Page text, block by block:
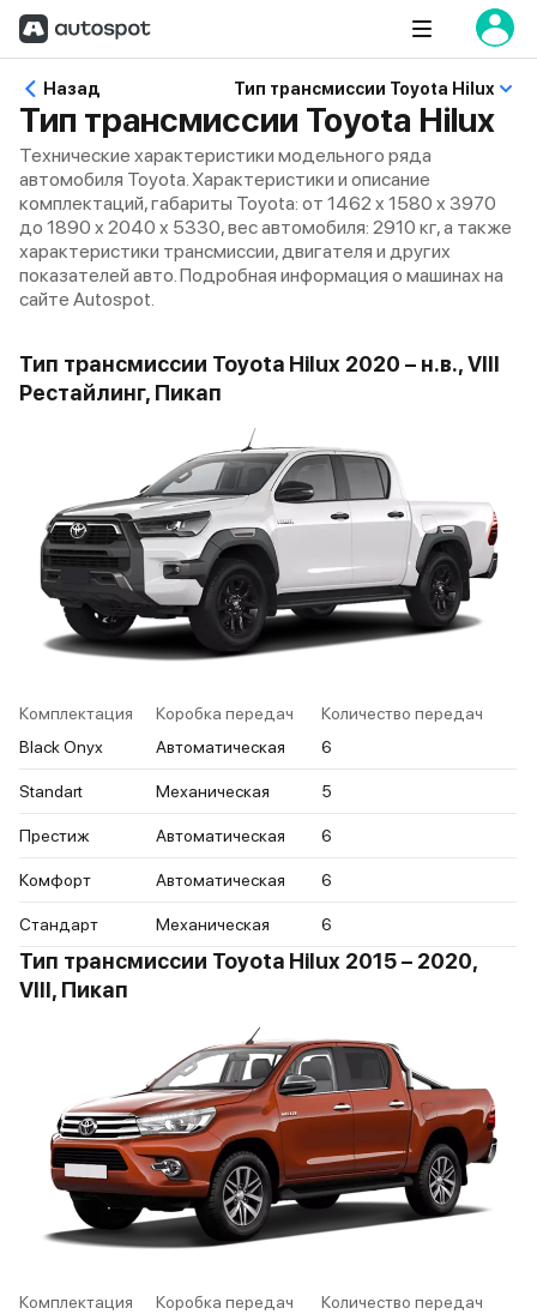
Назад Тип трансмиссии Toyota Hilux
Тип трансмиссии Toyota Hilux
Технические характеристики модельного ряда
автомобиля Toyota. Характеристики и описание
комплектаций, габариты Toyota: от 1462 x 1580 x 3970
до 1890 x 2040 x 5330, вес автомобиля: 2910 кг, а также
характеристики трансмиссии, двигателя и других
показателей авто. Подробная информация о машинах на
сайте Autospot.
Тип трансмиссии Toyota Hilux 2020 – н.в., VIII
Рестайлинг, Пикап
Комплектация Коробка передач
Количество передач
Black Onyx
Автоматическая 6
Standart Механическая 5
Престиж Автоматическая 6
Комфорт Автоматическая 6
Стандарт Механическая 6
Тип трансмиссии Toyota Hilux 2015 – 2020,
VIII, Пикап
Комплектация Коробка передач
Количество передач